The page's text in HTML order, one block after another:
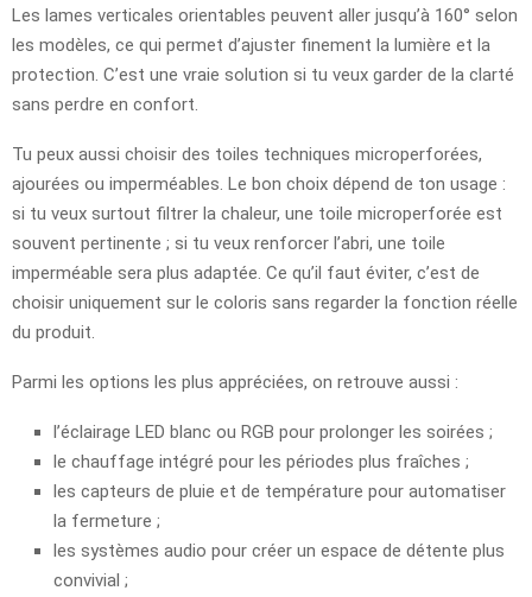
Les lames verticales orientables peuvent aller jusqu’à 160° selon
les modèles, ce qui permet d’ajuster finement la lumière et la
protection. C’est une vraie solution si tu veux garder de la clarté
sans perdre en confort.
Tu peux aussi choisir des toiles techniques microperforées,
ajourées ou imperméables. Le bon choix dépend de ton usage :
si tu veux surtout filtrer la chaleur, une toile microperforée est
souvent pertinente ; si tu veux renforcer l’abri, une toile
imperméable sera plus adaptée. Ce qu’il faut éviter, c’est de
choisir uniquement sur le coloris sans regarder la fonction réelle
du produit.
Parmi les options les plus appréciées, on retrouve aussi :
l’éclairage LED blanc ou RGB pour prolonger les soirées ;
le chauffage intégré pour les périodes plus fraîches ;
les capteurs de pluie et de température pour automatiser
la fermeture ;
les systèmes audio pour créer un espace de détente plus
convivial ;